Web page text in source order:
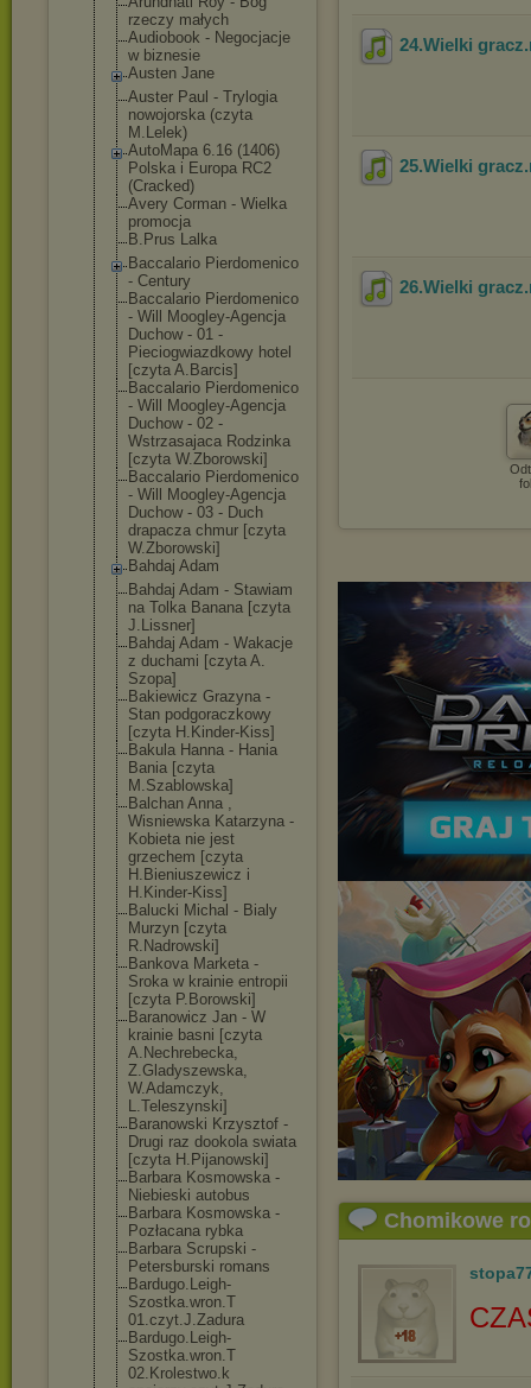
rzeczy małych
Audiobook - Negocjacje
w biznesie
Austen Jane
Auster Paul - Trylogia
nowojorska (czyta
M.Lelek)
AutoMapa 6.16 (1406)
Polska i Europa RC2
(Cracked)
Avery Corman - Wielka
promocja
B.Prus Lalka
Baccalario Pierdomenico
- Century
Baccalario Pierdomenico
- Will Moogley-Agencja
Duchow - 01 -
Pieciogwiazdkowy hotel
[czyta A.Barcis]
Baccalario Pierdomenico
- Will Moogley-Agencja
Duchow - 02 -
Wstrzasajaca Rodzinka
[czyta W.Zborowski]
Baccalario Pierdomenico
- Will Moogley-Agencja
Duchow - 03 - Duch
drapacza chmur [czyta
W.Zborowski]
Bahdaj Adam
Bahdaj Adam - Stawiam
na Tolka Banana [czyta
J.Lissner]
Bahdaj Adam - Wakacje
z duchami [czyta A.
Szopa]
Bakiewicz Grazyna -
Stan podgoraczkowy
[czyta H.Kinder-Kiss]
Bakula Hanna - Hania
Bania [czyta
M.Szablowska]
Balchan Anna ,
Wisniewska Katarzyna -
Kobieta nie jest
grzechem [czyta
H.Bieniuszewicz i
H.Kinder-Kiss]
Balucki Michal - Bialy
Murzyn [czyta
R.Nadrowski]
Bankova Marketa -
Sroka w krainie entropii
[czyta P.Borowski]
Baranowicz Jan - W
krainie basni [czyta
A.Nechrebecka,
Z.Gladyszewska,
W.Adamczyk,
L.Teleszynski]
Baranowski Krzysztof -
Drugi raz dookola swiata
[czyta H.Pijanowski]
Barbara Kosmowska -
Niebieski autobus
Barbara Kosmowska -
Pozłacana rybka
Barbara Scrupski -
Petersburski romans
Bardugo.Leigh-
Szostka.wron.T
01.czyt.J.Zadura
Bardugo.Leigh-
Szostka.wron.T
02.Krolestwo.k
24.Wielki gracz
25.Wielki gracz
26.Wielki gracz
Chomikowe